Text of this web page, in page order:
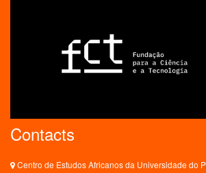
Contacts
Centro de Estudos Africanos da Universidade do